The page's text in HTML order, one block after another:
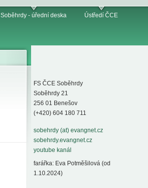
Soběhrdy - úřední deska Ústředí ČCE
FS ČCE Soběhrdy
Soběhrdy 21
256 01 Benešov
(+420) 604 180 711
sobehrdy (at) evangnet.cz
sobehrdy.evangnet.cz
youtube kanál
farářka: Eva Potměšilová (od
1.10.2024)